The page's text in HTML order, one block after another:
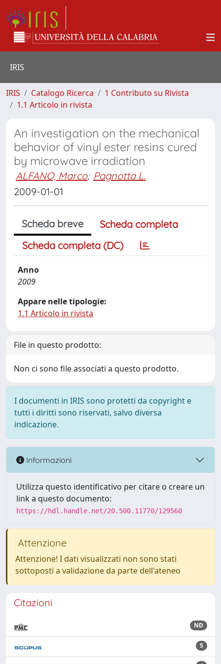
IRIS
IRIS Catalogo Ricerca
1 Contributo su Rivista
1.1 Articolo in rivista
An investigation on the mechanical
behavior of vinyl ester resins cured
by microwave irradiation
ALFANO, Marco; Pagnotta L.
2009-01-01
Scheda breve
Scheda completa
Scheda completa (DC)
Anno
2009
Appare nelle tipologie:
1.1 Articolo in rivista
File in questo prodotto:
Non ci sono file associati a questo prodotto.
I documenti in IRIS sono protetti da copyright e
tutti i diritti sono riservati, salvo diversa
indicazione.
Informazioni
Utilizza questo identificativo per citare o creare un
link a questo documento:
https://hdl.handle.net/20.500.11770/129560
Attenzione
Attenzione! I dati visualizzati non sono stati
sottoposti a validazione da parte dell'ateneo
Citazioni
ND
5